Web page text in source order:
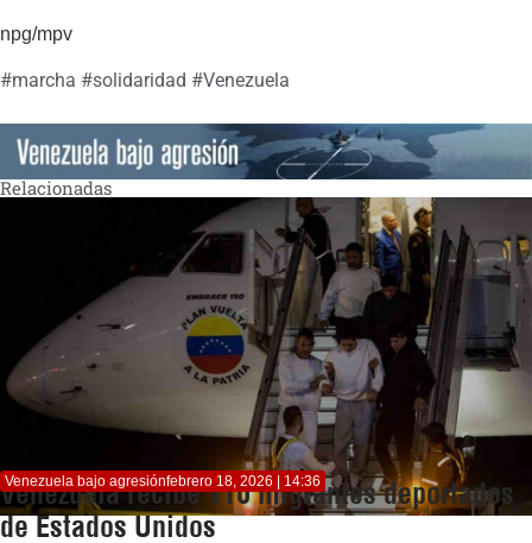
npg/mpv
#marcha #solidaridad #Venezuela
Relacionadas
Venezuela bajo agresiónfebrero 18, 2026 | 14:36
Venezuela recibe 110 migrantes deportados
de Estados Unidos